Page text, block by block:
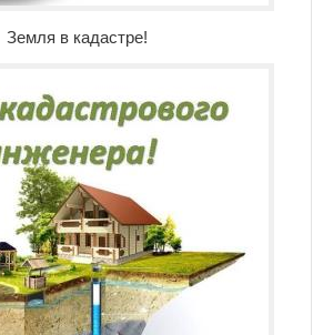
Земля в кадастре!